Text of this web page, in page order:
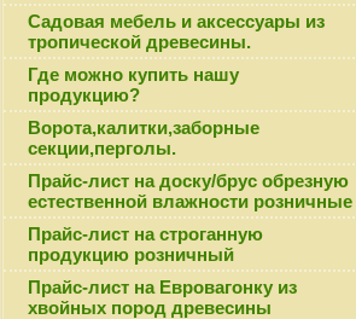
Садовая мебель и аксессуары из
тропической древесины.
Где можно купить нашу
продукцию?
Ворота,калитки,заборные
секции,перголы.
Прайс-лист на доску/брус обрезную
естественной влажности розничные
Прайс-лист на строганную
продукцию розничный
Прайс-лист на Евровагонку из
хвойных пород древесины